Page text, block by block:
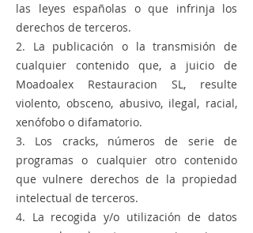
las leyes españolas o que infrinja los
derechos de terceros.
2. La publicación o la transmisión de
cualquier contenido que, a juicio de
Moadoalex Restauracion SL, resulte
violento, obsceno, abusivo, ilegal, racial,
xenófobo o difamatorio.
3. Los cracks, números de serie de
programas o cualquier otro contenido
que vulnere derechos de la propiedad
intelectual de terceros.
4. La recogida y/o utilización de datos